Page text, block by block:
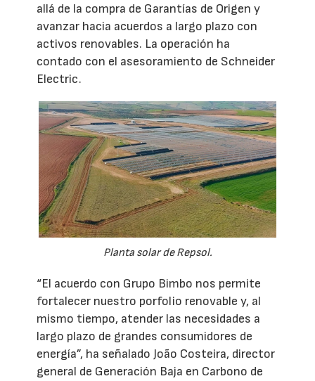
allá de la compra de Garantías de Origen y
avanzar hacia acuerdos a largo plazo con
activos renovables. La operación ha
contado con el asesoramiento de Schneider
Electric.
Planta solar de Repsol.
“El acuerdo con Grupo Bimbo nos permite
fortalecer nuestro porfolio renovable y, al
mismo tiempo, atender las necesidades a
largo plazo de grandes consumidores de
energía”, ha señalado João Costeira, director
general de Generación Baja en Carbono de